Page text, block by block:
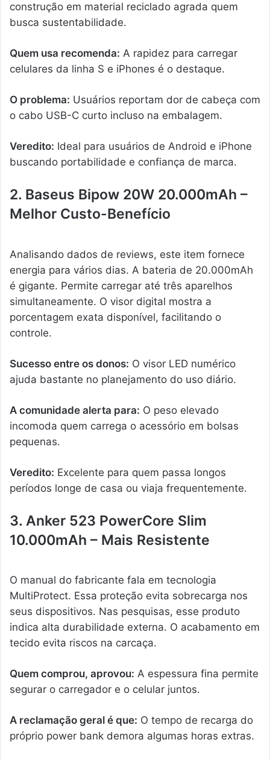
construção em material reciclado agrada quem
busca sustentabilidade.
Quem usa recomenda: A rapidez para carregar
celulares da linha S e iPhones é o destaque.
O problema: Usuários reportam dor de cabeça com
o cabo USB-C curto incluso na embalagem.
Veredito: Ideal para usuários de Android e iPhone
buscando portabilidade e confiança de marca.
2. Baseus Bipow 20W 20.000mAh –
Melhor Custo-Benefício
Analisando dados de reviews, este item fornece
energia para vários dias. A bateria de 20.000mAh
é gigante. Permite carregar até três aparelhos
simultaneamente. O visor digital mostra a
porcentagem exata disponível, facilitando o
controle.
Sucesso entre os donos: O visor LED numérico
ajuda bastante no planejamento do uso diário.
A comunidade alerta para: O peso elevado
incomoda quem carrega o acessório em bolsas
pequenas.
Veredito: Excelente para quem passa longos
períodos longe de casa ou viaja frequentemente.
3. Anker 523 PowerCore Slim
10.000mAh – Mais Resistente
O manual do fabricante fala em tecnologia
MultiProtect. Essa proteção evita sobrecarga nos
seus dispositivos. Nas pesquisas, esse produto
indica alta durabilidade externa. O acabamento em
tecido evita riscos na carcaça.
Quem comprou, aprovou: A espessura fina permite
segurar o carregador e o celular juntos.
A reclamação geral é que: O tempo de recarga do
próprio power bank demora algumas horas extras.